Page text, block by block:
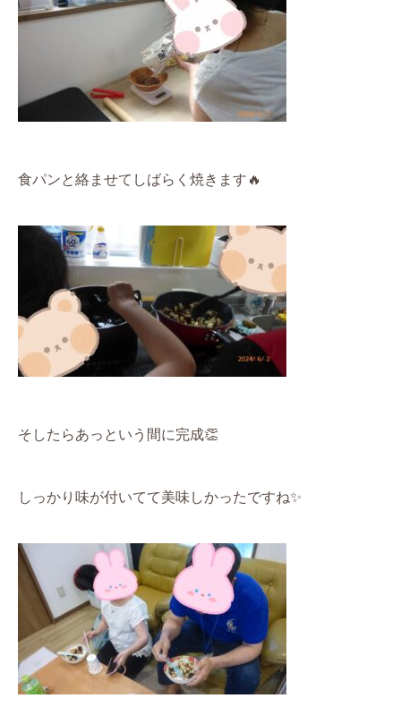
食パンと絡ませてしばらく焼きます 🔥
そしたらあっという間に完成👏
しっかり味が付いてて美味しかったですね✨